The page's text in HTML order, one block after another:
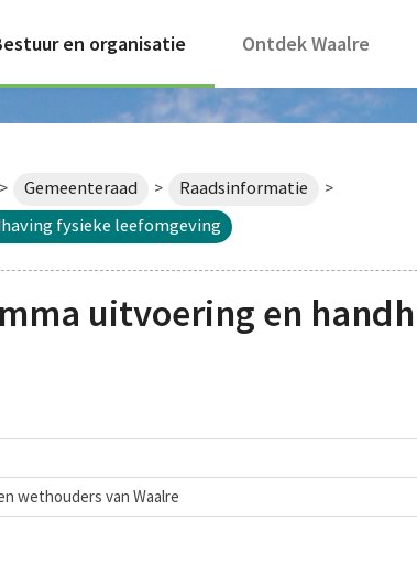
en organisatie Ontdek Waalre
> Gemeenteraad > Raadsinformatie >
fysieke leefomgeving
uitvoering en
wethouders van Waalre